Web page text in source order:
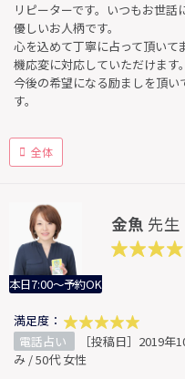
リピーターです。いつもお世話
優しいお人柄です。
心を込めて丁寧に占って頂い
機応変に対応していただけます。
今後の希望になる励ましを頂
す。
全体
本日7:00～予約OK
金魚 先生
満足度：
電話占い
［投稿日］2019年
み / 50代 女性